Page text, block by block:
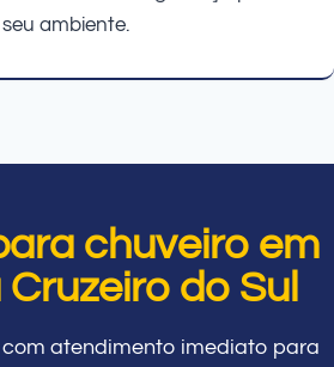
seu ambiente.
chuveiro em
do Sul
atendimento imediato para